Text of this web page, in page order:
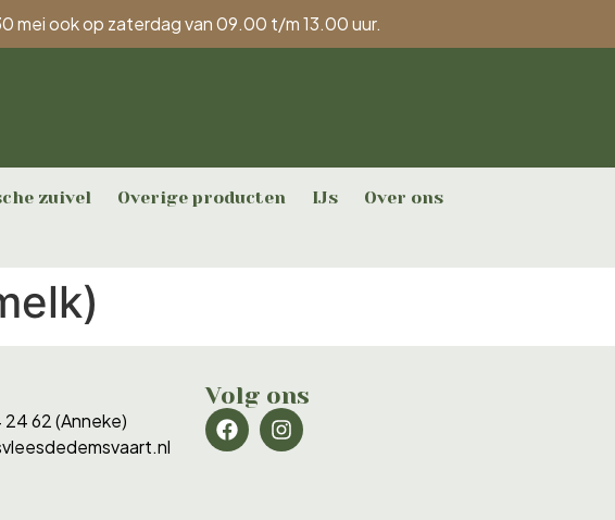
mei ook op zaterdag van 09.00 t/m 13.00 uur.
zuivel Overige producten IJs
Over ons
62 (Anneke)
Volg ons